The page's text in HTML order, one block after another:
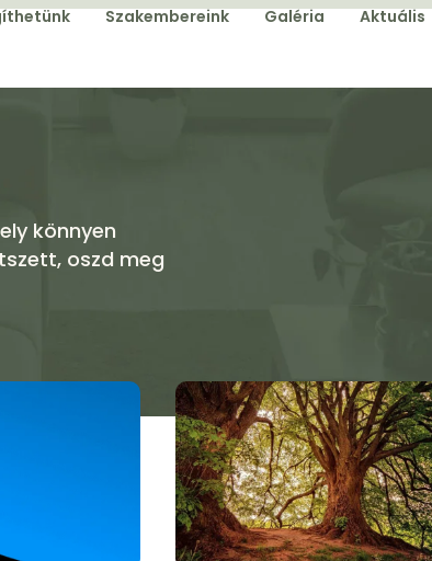
Szakembereink Galéria Aktuális
könnyen
oszd meg